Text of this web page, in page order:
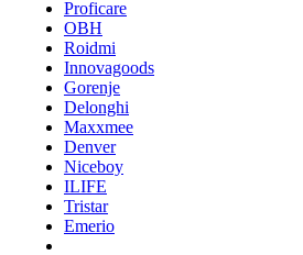
Proficare
OBH
Roidmi
Innovagoods
Gorenje
Delonghi
Maxxmee
Denver
Niceboy
ILIFE
Tristar
Emerio